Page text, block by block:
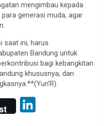
mengimbau kepada
generasi muda, agar
saat ini, harus
Bandung untuk
bagi kebangkitan
khususnya, dan